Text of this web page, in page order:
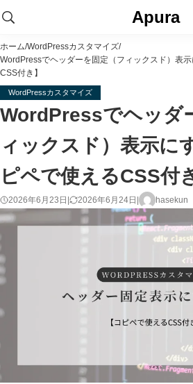
ン
テ
ン
ツ
へ
ス
キ
Apura
ホーム/WordPressカスタマイズ/
WordPressでヘッダーを固定（フィックスド）表
CSS付き】
WordPressカスタマイズ
WordPressでヘッダ
ィックスド）表示に
ピペで使えるCSS付
2026年6月23日 | 2026年6月24日 |投
稿
者
hasekun